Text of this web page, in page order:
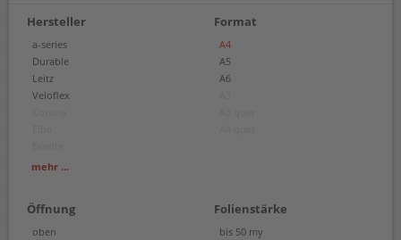
Hersteller
a-series
Durable
Leitz
Veloflex
Exacompta
Rexel
mehr ...
Format
A4
A5
A6
Öffnung
oben
Folienstärke
bis 50 my